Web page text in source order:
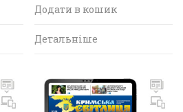
Додати в кошик
Детальніше